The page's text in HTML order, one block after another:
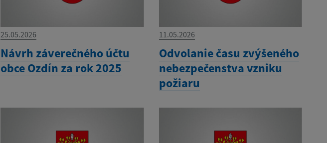
25.05.2026
Návrh záverečného účtu
obce Ozdín za rok 2025
11.05.2026
Odvolanie času zvýšeného
nebezpečenstva vzniku
požiaru